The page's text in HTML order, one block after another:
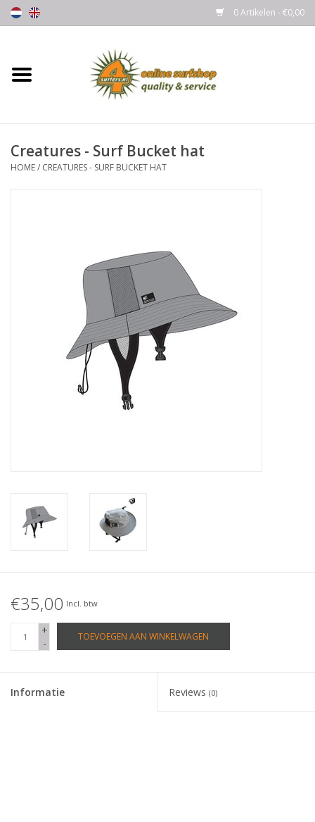
0 Artikelen - €0,00
Home
Wetsuits
Lycra's & UV protection
Merken
Creatures - Surf Bucket hat
HOME/ CREATURES - SURF BUCKET HAT
€35,00 Incl. btw
+
-
TOEVOEGEN AAN WINKELWAGEN
Informatie Reviews (0)